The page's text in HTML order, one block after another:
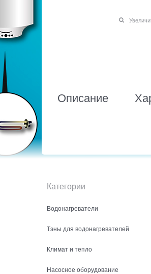
Описание
Категории
Водонагреватели
Тэны для водонагревателей
Климат и тепло
Насосное оборудование